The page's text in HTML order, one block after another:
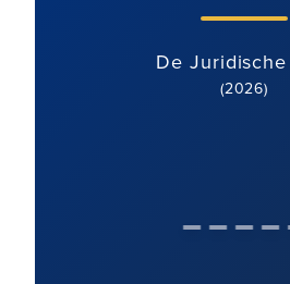
De
(2026)